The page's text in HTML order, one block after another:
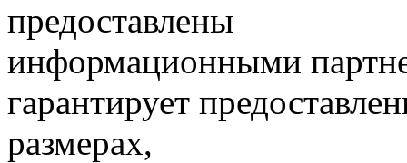
предоставлены
информационными
гарантирует
размерах,